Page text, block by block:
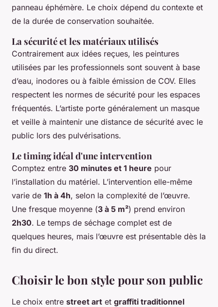
panneau éphémère. Le choix dépend du contexte et
de la durée de conservation souhaitée.
La sécurité et les matériaux utilisés
Contrairement aux idées reçues, les peintures
utilisées par les professionnels sont souvent à base
d’eau, inodores ou à faible émission de COV. Elles
respectent les normes de sécurité pour les espaces
fréquentés. L’artiste porte généralement un masque
et veille à maintenir une distance de sécurité avec le
public lors des pulvérisations.
Le timing idéal d'une intervention
Comptez entre 30 minutes et 1 heure pour
l’installation du matériel. L’intervention elle-même
varie de 1h à 4h, selon la complexité de l’œuvre.
Une fresque moyenne (3 à 5 m²) prend environ
2h30. Le temps de séchage complet est de
quelques heures, mais l’œuvre est présentable dès la
fin du direct.
Choisir le bon style pour son public
Le choix entre street art et graffiti traditionnel